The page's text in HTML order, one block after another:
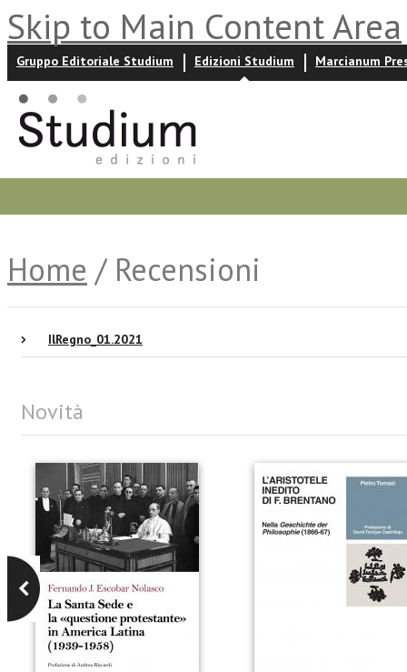
Skip to Main Content Area
Gruppo Editoriale Studium Edizioni Studium Marcianum
Home / Recensioni
IlRegno_01.2021
Novità